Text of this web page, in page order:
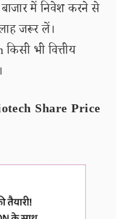
में निवेश करने से
जरूर लें।
भी वित्तीय
Share Price